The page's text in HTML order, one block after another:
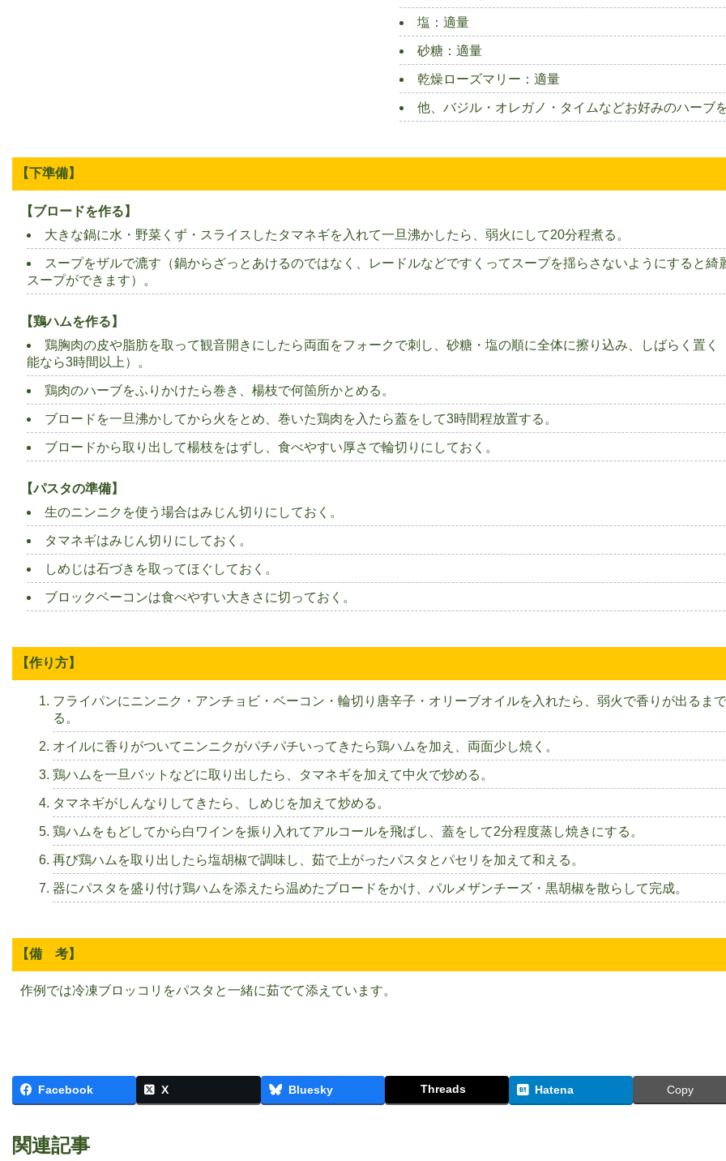
塩：適量
砂糖：適量
乾燥ローズマリー：適量
他、バジル・オレガノ・タイムなどお好みのハーブ
【下準備】
【ブロードを作る】
大きな鍋に水・野菜くず・スライスしたタマネギを入れて一旦沸かしたら、弱火にして20分程煮る。
スープをザルで漉す（鍋からざっとあけるのではなく、レードルなどですくってスープを揺らさないようにすると綺
スープができます）。
【鶏ハムを作る】
鶏胸肉の皮や脂肪を取って観音開きにしたら両面をフォークで刺し、砂糖・塩の順に全体に擦り込み、しばらく置く
能なら3時間以上）。
鶏肉のハーブをふりかけたら巻き、楊枝で何箇所かとめる。
ブロードを一旦沸かしてから火をとめ、巻いた鶏肉を入たら蓋をして3時間程放置する。
ブロードから取り出して楊枝をはずし、食べやすい厚さで輪切りにしておく。
【パスタの準備】
生のニンニクを使う場合はみじん切りにしておく。
タマネギはみじん切りにしておく。
しめじは石づきを取ってほぐしておく。
ブロックベーコンは食べやすい大きさに切っておく。
【作り方】
フライパンにニンニク・アンチョビ・ベーコン・輪切り唐辛子・オリーブオイルを入れたら、弱火で香りが出るま
る。
オイルに香りがついてニンニクがパチパチいってきたら鶏ハムを加え、両面少し焼く。
鶏ハムを一旦バットなどに取り出したら、タマネギを加えて中火で炒める。
タマネギがしんなりしてきたら、しめじを加えて炒める。
鶏ハムをもどしてから白ワインを振り入れてアルコールを飛ばし、蓋をして2分程度蒸し焼きにする。
再び鶏ハムを取り出したら塩胡椒で調味し、茹で上がったパスタとパセリを加えて和える。
器にパスタを盛り付け鶏ハムを添えたら温めたブロードをかけ、パルメザンチーズ・黒胡椒を散らして完成。
【備 考】
作例では冷凍ブロッコリをパスタと一緒に茹でて添えています。
Facebook X Bluesky Threads Hatena Copy
関連記事